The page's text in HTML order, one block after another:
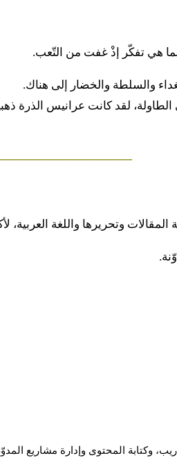
هي تفكّر إذْ غفت من التّعب.
والسلطة والخضار إلى هناك.
لقد كانت عرانيس الذرة
وتحريرها واللغة العربية،
وكتابة المحتوى وإدارة مشاريع